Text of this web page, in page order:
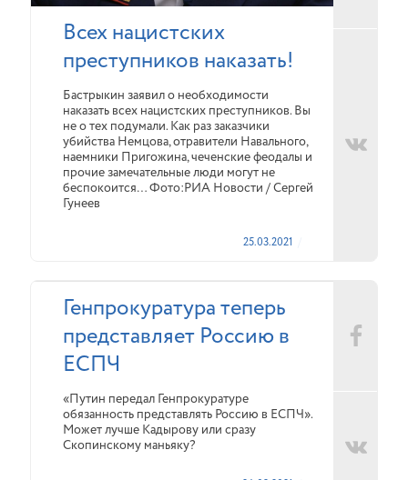
Всех нацистских
преступников наказать!
Бастрыкин заявил о необходимости
наказать всех нацистских преступников. Вы
не о тех подумали. Как раз заказчики
убийства Немцова, отравители Навального,
наемники Пригожина, чеченские феодалы и
прочие замечательные люди могут не
беспокоится… Фото:РИА Новости / Сергей
Гунеев
25.03.2021
Генпрокуратура теперь
представляет Россию в
ЕСПЧ
«Путин передал Генпрокуратуре
обязанность представлять Россию в ЕСПЧ».
Может лучше Кадырову или сразу
Скопинскому маньяку?